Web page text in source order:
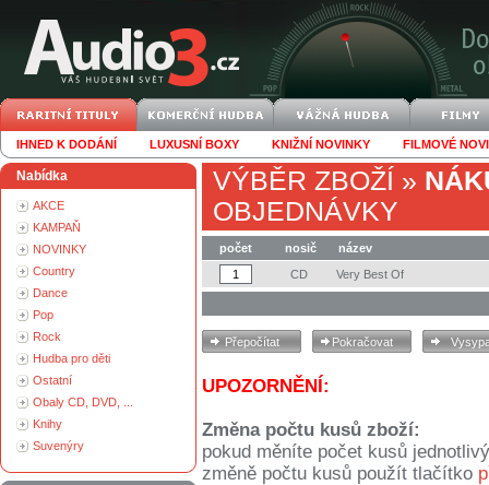
IHNED K DODÁNÍ LUXUSNÍ BOXY KNIŽNÍ NOVINKY FILMOVÉ
Nabídka
AKCE
KAMPAŇ
NOVINKY
Country
Dance
Pop
Rock
Hudba pro děti
Ostatní
Obaly CD, DVD, ...
Knihy
Suvenýry
VÝBĚR ZBOŽÍ »
OBJEDNÁVKY
počet nosič
název
CD
Very Best Of
UPOZORNĚNÍ:
Změna počtu kusů zboží:
pokud měníte počet kusů
změně počtu kusů použít tlačítko